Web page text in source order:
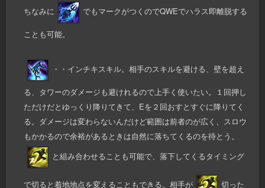
ちなみに
でもマークがつくのでQWEでハラス即離脱する
ことも可能。
・・インチキスキル。相手のスキルを避ける、壁を超え
る、タワーのダメージも避けれるので上手く使いたい。１回押し
ただけだとゆっくり降りてきて、Eを２回おすとすぐに降りてく
る。ダメージは変わらないんだけど範囲は前者のが広く、スロウ
もかかるので余裕があるときは自然に落ちてくるのを待とう。
と組み合わせることも可能で、落下してくるタイミング
で切ると着地地点を変えることもできる。相手が 切った